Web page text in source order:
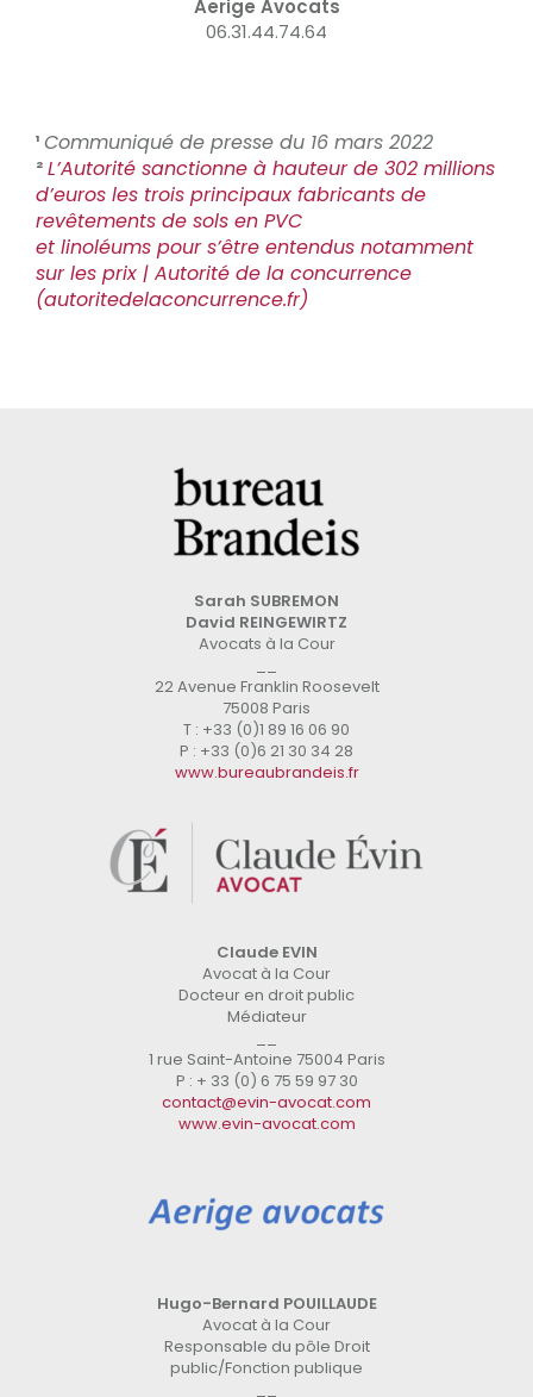
Aerige Avocats
06.31.44.74.64
¹Communiqué de presse du 16 mars 2022
²L’Autorité sanctionne à hauteur de 302 millions
d’euros les trois principaux fabricants de
revêtements de sols en PVC
et linoléums pour s’être entendus notamment
sur les prix | Autorité de la concurrence
(autoritedelaconcurrence.fr)
Sarah SUBREMON
David REINGEWIRTZ
Avocats à la Cour
22 Avenue Franklin Roosevelt
75008 Paris
T : +33 (0)1 89 16 06 90
P : +33 (0)6 21 30 34 28
www.bureaubrandeis.fr
Claude EVIN
Avocat à la Cour
Docteur en droit public
Médiateur
1 rue Saint-Antoine 75004 Paris
P : + 33 (0) 6 75 59 97 30
contact@evin-avocat.com
www.evin-avocat.com
Hugo-Bernard POUILLAUDE
Avocat à la Cour
Responsable du pôle Droit
public/Fonction publique